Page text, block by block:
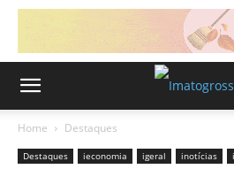
Home Destaques
Destaques ieconomia igeral inotícias